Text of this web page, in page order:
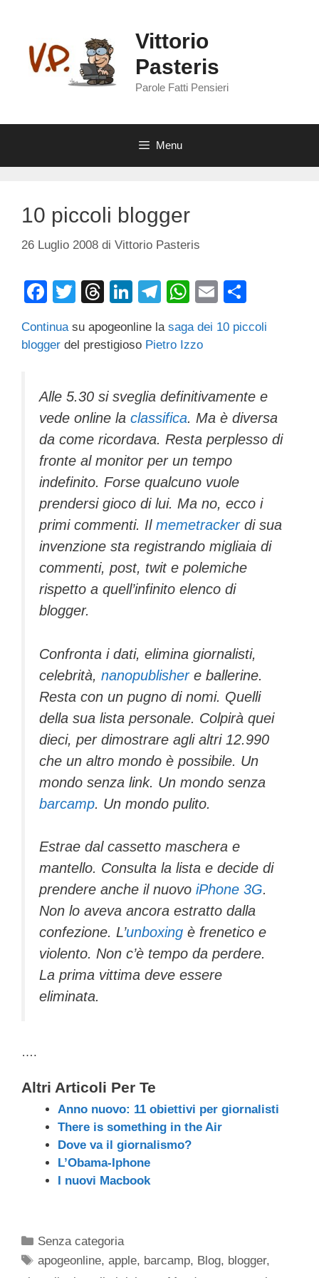
contenuto
Vittorio
Pasteris
Parole Fatti Pensieri
Menu
10 piccoli blogger
26 Luglio 2008 di Vittorio Pasteris
F
c
e
o
o
k
T
tt
er
T
e
a
s
Li
k
n
T
e
m
W
at
p
p
E
ail n
di
Continua su apogeonline la saga dei 10 piccoli
blogger del prestigioso Pietro Izzo
Alle 5.30 si sveglia definitivamente e
vede online la classifica. Ma è diversa
da come ricordava. Resta perplesso di
fronte al monitor per un tempo
indefinito. Forse qualcuno vuole
prendersi gioco di lui. Ma no, ecco i
primi commenti. Il memetrackerdi sua
invenzione sta registrando migliaia di
commenti, post, twit e polemiche
rispetto a quell’infinito elenco di
blogger.
Confronta i dati, elimina giornalisti,
celebrità, nanopublishere ballerine.
Resta con un pugno di nomi. Quelli
della sua lista personale. Colpirà quei
dieci, per dimostrare agli altri 12.990
che un altro mondo è possibile. Un
mondo senza link. Un mondo senza
barcamp. Un mondo pulito.
Estrae dal cassetto maschera e
mantello. Consulta la lista e decide di
prendere anche il nuovo iPhone 3G.
Non lo aveva ancora estratto dalla
confezione. L’unboxing è frenetico e
violento. Non c’è tempo da perdere.
La prima vittima deve essere
eliminata.
….
Altri Articoli Per Te
Anno nuovo: 11 obiettivi per giornalisti
There is something in the Air
Dove va il giornalismo?
L’Obama-Iphone
I nuovi Macbook
Categorie
Senza categoria
Tag
apogeonline,apple, barcamp, Blog, blogger,